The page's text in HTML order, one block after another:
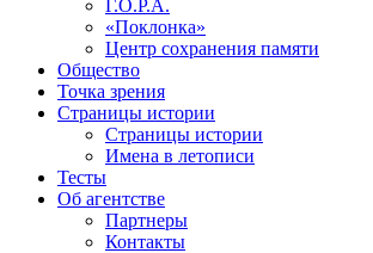
Г.О.Р.А.
«Поклонка»
Центр сохранения памяти
Общество
Точка зрения
Страницы истории
Страницы истории
Имена в летописи
Тесты
Об агентстве
Партнеры
Контакты